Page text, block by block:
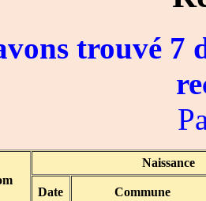
trouvé 7
Naissance
Date Commune